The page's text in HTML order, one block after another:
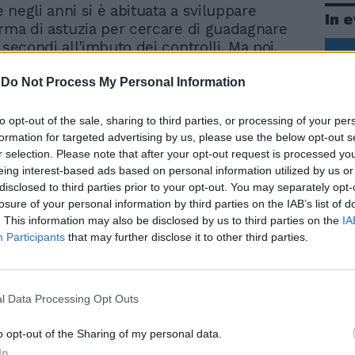
Do Not Process My Personal Information
opt-out of the sale, sharing to third parties, or processing of your
for targeted advertising by us, please use the below opt-out
selection. Please note that after your opt-out request is processed
interest-based ads based on personal information utilized by us
to third parties prior to your opt-out. You may separately
of your personal information by third parties on the IAB’s list of
This information may also be disclosed by us to third parties on the
Participants that may further disclose it to other third parties.
Data Processing Opt Outs
opt-out of the Sharing of my personal data.
negli anni si è abituata a sviluppare
di astuzia per cercare di guadagnare
all'imbuto dei controlli. Ma poi,
gente incolonnata, ogni volta che si è lì in
non mostrarsi mai infastiditi dagli
TSA americana, lo si può pagare con ore
non si riesce ad evitare di
alla fine questi controlli fanno acqua da
Ognuno di noi ha una storia da
e mentre è li che aspetta si sente un po'
al ferma soldi con all'interno una
centimetri che quell'amico gli ha
aereo un po' di tempo fa, o alle forbici da
americani senza che nessuno le
le macchine più sofisticate, quelle che
In
Rudy Giuliani a Come States?
americana